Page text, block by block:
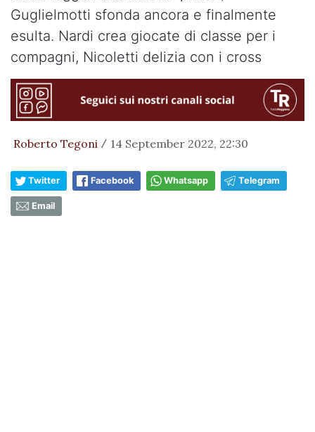
Guglielmotti sfonda ancora e finalmente
esulta. Nardi crea giocate di classe per i
compagni, Nicoletti delizia con i cross
Roberto Tegoni / 14 September 2022, 22:30
Twitter Facebook Whatsapp Telegram
Email